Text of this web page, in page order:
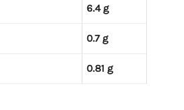
6.4 g
0.7 g
0.81 g